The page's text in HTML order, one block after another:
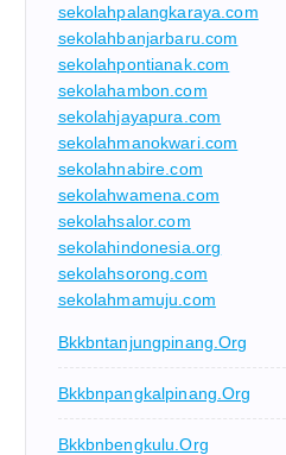
sekolahpalangkaraya.com
sekolahbanjarbaru.com
sekolahpontianak.com
sekolahambon.com
sekolahjayapura.com
sekolahmanokwari.com
sekolahnabire.com
sekolahwamena.com
sekolahsalor.com
sekolahindonesia.org
sekolahsorong.com
sekolahmamuju.com
Bkkbntanjungpinang.org
Bkkbnpangkalpinang.org
Bkkbnbengkulu.org